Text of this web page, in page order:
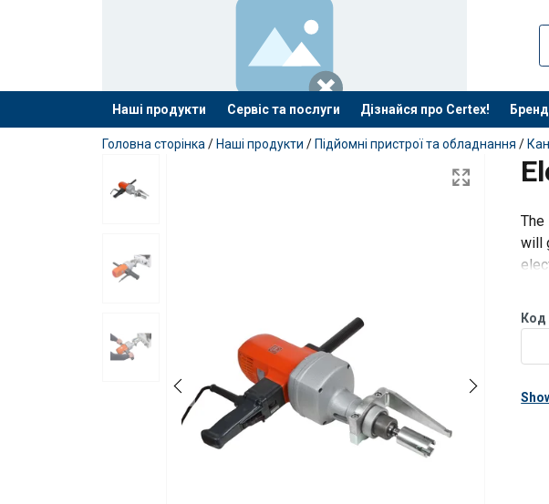
Наші продукти Сервіс та послуги Дізнайся про Certex!
added to your quote
Головна сторінка / Наші продукти / Підйомні пристрої та обладнання /
The
will
Код